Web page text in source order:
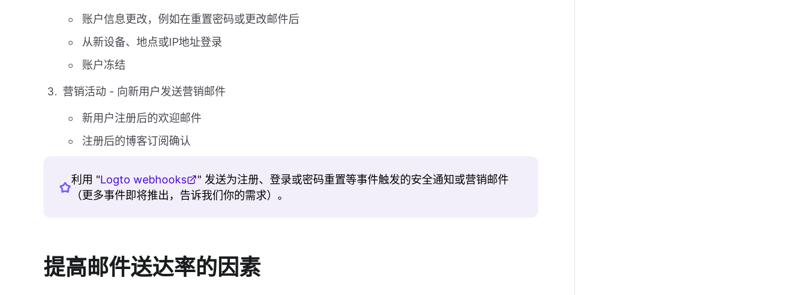
账户信息更改，例如在重置密码或更改邮件后
从新设备、地点或IP地址登录
账户冻结
营销活动 - 向新用户发送营销邮件
新用户注册后的欢迎邮件
注册后的博客订阅确认
利用 "Logto webhooks
" 发送为注册、登录或密码重置等事件触发的安全通知或营销邮件
（更多事件即将推出，告诉我们你的需求）。
提高邮件送达率的因素